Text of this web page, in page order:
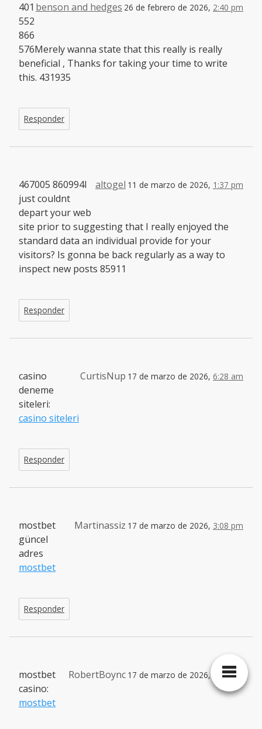
benson and hedges 26 de febrero de 2026, 2:40 pm
401
552
866
576Merely wanna state that this really is really
beneficial , Thanks for taking your time to write
this. 431935
Responder
altogel 11 de marzo de 2026, 1:37 pm
467005 860994I
just couldnt
depart your web
site prior to suggesting that I really enjoyed the
standard data an individual provide for your
visitors? Is gonna be back regularly as a way to
inspect new posts 85911
Responder
CurtisNup 17 de marzo de 2026, 6:28 am
casino
deneme
siteleri:
casino siteleri
Responder
Martinassiz 17 de marzo de 2026, 3:08 pm
mostbet
güncel
adres
mostbet
Responder
RobertBoync 17 de marzo de 2026, 3:29 pm
mostbet
casino:
mostbet